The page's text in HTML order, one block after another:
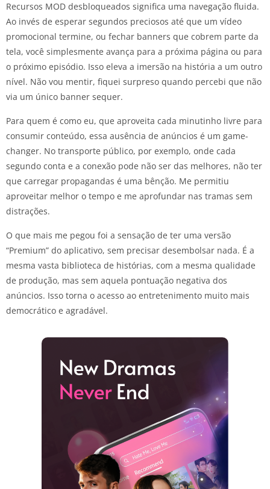
Recursos MOD desbloqueados significa uma navegação fluida.
Ao invés de esperar segundos preciosos até que um vídeo
promocional termine, ou fechar banners que cobrem parte da
tela, você simplesmente avança para a próxima página ou para
o próximo episódio. Isso eleva a imersão na história a um outro
nível. Não vou mentir, fiquei surpreso quando percebi que não
via um único banner sequer.
Para quem é como eu, que aproveita cada minutinho livre para
consumir conteúdo, essa ausência de anúncios é um game-
changer. No transporte público, por exemplo, onde cada
segundo conta e a conexão pode não ser das melhores, não ter
que carregar propagandas é uma bênção. Me permitiu
aproveitar melhor o tempo e me aprofundar nas tramas sem
distrações.
O que mais me pegou foi a sensação de ter uma versão
“Premium” do aplicativo, sem precisar desembolsar nada. É a
mesma vasta biblioteca de histórias, com a mesma qualidade
de produção, mas sem aquela pontuação negativa dos
anúncios. Isso torna o acesso ao entretenimento muito mais
democrático e agradável.